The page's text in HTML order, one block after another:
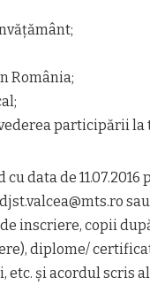
România;
participării la
data de 11.07.2016
inscriere, copii
diplome/
etc. și acordul scris